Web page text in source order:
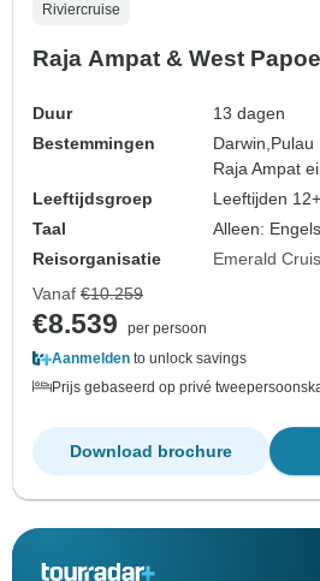
Riviercruise
Raja Ampat & West
Duur
13 dagen
Bestemmingen
Darwin, Pulau
Raja Ampat
Leeftijdsgroep
Leeftijden 12+
Taal
Alleen: Engels
Reisorganisatie
Emerald
Vanaf €10.259
€8.539
per persoon
Aanmelden to unlock savings
Prijs gebaseerd op privé
Download brochure